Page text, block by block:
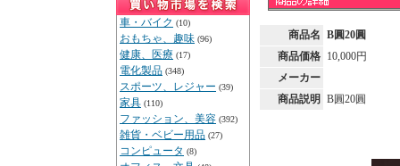
車・バイク (10)
おもちゃ、趣味 (96)
健康、医療 (17)
電化製品 (348)
スポーツ、レジャー (39)
家具 (110)
ファッション、美容 (392)
雑貨・ベビー用品 (27)
コンピュータ (8)
商品名 B圓20圓
商品価格 10,000円
メーカー
商品説明
B圓20圓